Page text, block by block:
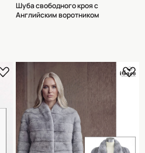
Шуба свободного кроя с
Английским воротником